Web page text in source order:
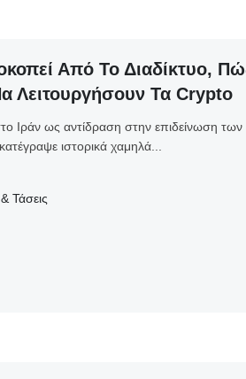
Από Το Διαδίκτυο,
Λειτουργήσουν Τα Crypto
Ιράν ως αντίδραση στην επιδείνωση
ιστορικά χαμηλά...
Τάσεις